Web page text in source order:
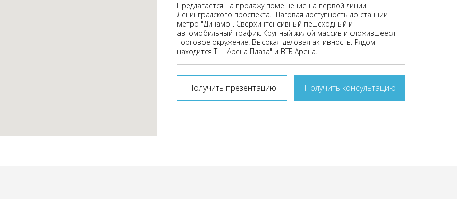
Предлагается на продажу помещение на первой линии
Ленинградского проспекта. Шаговая доступность до станции
метро "Динамо". Сверхинтенсивный пешеходный и
автомобильный трафик. Крупный жилой массив и сложившееся
торговое окружение. Высокая деловая активность. Рядом
находится ТЦ "Арена Плаза" и ВТБ Арена.
Получить презентацию Получить консультацию